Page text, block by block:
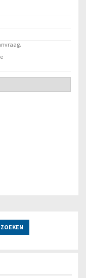
ZOEKEN